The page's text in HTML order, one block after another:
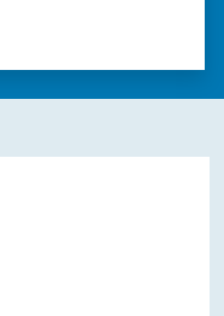
a 5 stelle)la chiarezza delle